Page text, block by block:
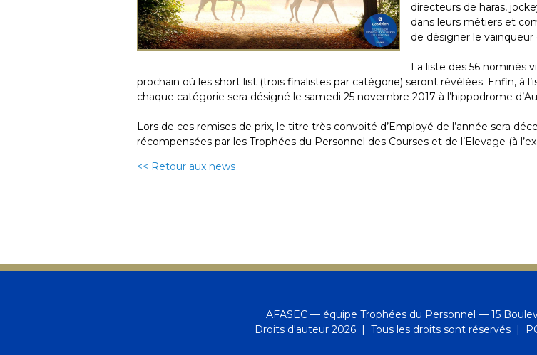
directeurs de haras,
dans leurs métiers et
de désigner le
La liste des 56 nominés
prochain où les short list (trois finalistes par catégorie) seront révélées. Enfin, à
chaque catégorie sera désigné le samedi 25 novembre 2017 à l’hippodrome
Lors de ces remises de prix, le titre très convoité d’Employé de l’année sera
récompensées par les Trophées du Personnel des Courses et de l’Elevage (à
<< Retour aux news
AFASEC — équipe Trophées du Personnel — 15
Droits d'auteur 2026 | Tous les droits sont réservés |